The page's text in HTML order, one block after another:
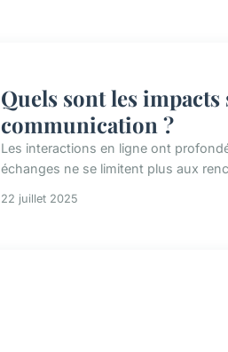
Quels sont les
communication ?
Les interactions en ligne ont
échanges ne se limitent plus aux
22 juillet 2025